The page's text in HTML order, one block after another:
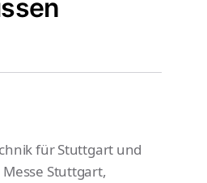
für Stuttgart und
Stuttgart,